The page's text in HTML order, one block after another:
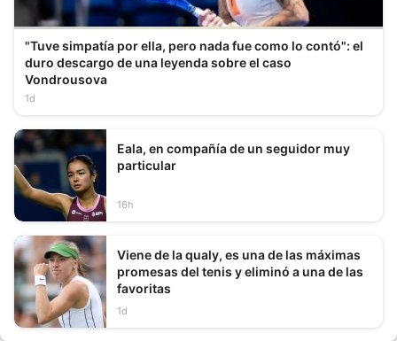
"Tuve simpatía por ella, pero nada fue como lo contó": el
duro descargo de una leyenda sobre el caso
Vondrousova
1d
Eala, en compañía de un seguidor muy
particular
16h
Viene de la qualy, es una de las máximas
promesas del tenis y eliminó a una de las
favoritas
1d